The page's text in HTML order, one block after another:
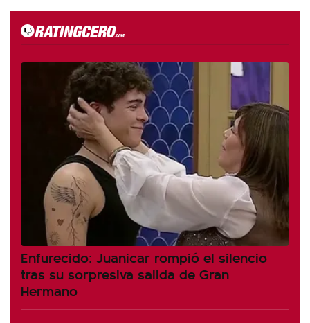
Enfurecido: Juanicar rompió el silencio
tras su sorpresiva salida de Gran
Hermano